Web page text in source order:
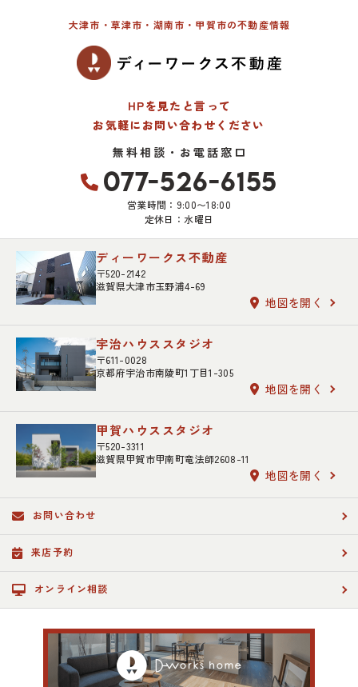
大津市・草津市・湖南市・甲賀市の不動産情報
HPを見たと言って
お気軽にお問い合わせください
無料相談・お電話窓口
077-526-6155
営業時間：9:00〜18:00
定休日：水曜日
ディーワークス不動産
〒520-2142
滋賀県大津市玉野浦4-69
地図を開く
宇治ハウススタジオ
〒611-0028
京都府宇治市南陵町1丁目1-305
地図を開く
甲賀ハウススタジオ
〒520-3311
滋賀県甲賀市甲南町竜法師2608-11
地図を開く
お問い合わせ
来店予約
オンライン相談